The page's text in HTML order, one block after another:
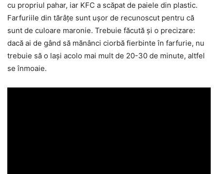
cu propriul pahar, iar KFC a scăpat de paiele din plastic.
Farfuriile din tărâţe sunt uşor de recunoscut pentru că
sunt de culoare maronie. Trebuie făcută şi o precizare:
dacă ai de gând să mănânci ciorbă fierbinte în farfurie, nu
trebuie să o laşi acolo mai mult de 20-30 de minute, altfel
se înmoaie.